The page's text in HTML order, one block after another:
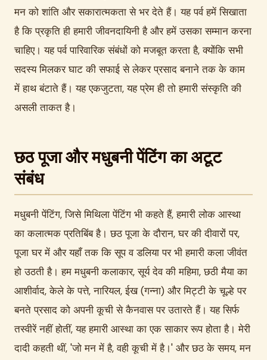
मन को शांति और सकारात्मकता से भर देते हैं। यह पर्व हमें सिखाता
है कि प्रकृति ही हमारी जीवनदायिनी है और हमें उसका सम्मान करना
चाहिए। यह पर्व पारिवारिक संबंधों को मजबूत करता है, क्योंकि सभी
सदस्य मिलकर घाट की सफाई से लेकर प्रसाद बनाने तक के काम
में हाथ बंटाते हैं। यह एकजुटता, यह प्रेम ही तो हमारी संस्कृति की
असली ताकत है।
छठ पूजा और मधुबनी पेंटिंग का अटूट
संबंध
मधुबनी पेंटिंग, जिसे मिथिला पेंटिंग भी कहते हैं, हमारी लोक आस्था
का कलात्मक प्रतिबिंब है। छठ पूजा के दौरान, घर की दीवारों पर,
पूजा घर में और यहाँ तक कि सूप व डलिया पर भी हमारी कला जीवंत
हो उठती है। हम मधुबनी कलाकार, सूर्य देव की महिमा, छठी मैया का
आशीर्वाद, केले के पत्ते, नारियल, ईख (गन्ना) और मिट्टी के चूल्हे पर
बनते प्रसाद को अपनी कूची से कैनवास पर उतारते हैं। यह सिर्फ
तस्वीरें नहीं होतीं, यह हमारी आस्था का एक साकार रूप होता है। मेरी
दादी कहती थीं, 'जो मन में है, वही कूची में है।' और छठ के समय, मन